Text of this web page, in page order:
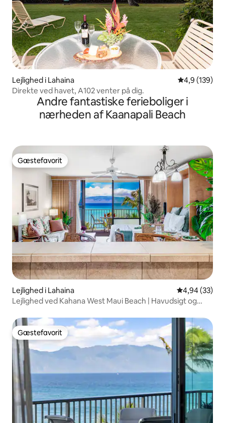
Lejlighed i Lahaina 4,9 ud af 5 i
4,9 (139)
Direkte ved havet, A102 venter på dig.
Andre fantastiske ferieboliger i
nærheden af Kaanapali Beach
Gæstefavorit
Gæstefavorit
Lejlighed i Lahaina 4,94 ud af 5 i
4,94 (33)
Lejlighed ved Kahana West Maui Beach | Havudsigt og
Gæstefavorit
Gæstefavorit